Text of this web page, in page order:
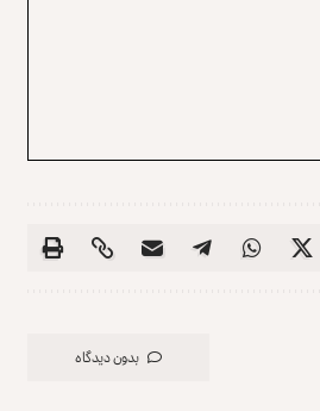
بدون دیدگاه